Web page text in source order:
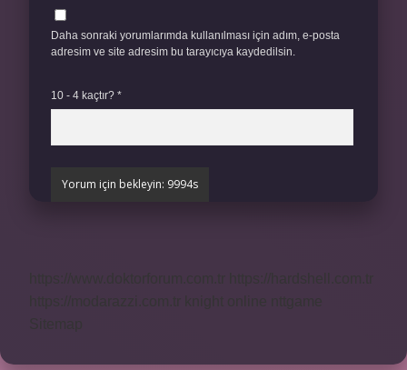
Daha sonraki yorumlarımda kullanılması için adım, e-posta
adresim ve site adresim bu tarayıcıya kaydedilsin.
10 - 4 kaçtır? *